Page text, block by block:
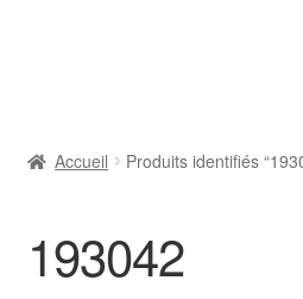
Livraison
Accueil Produits identifiés
193042